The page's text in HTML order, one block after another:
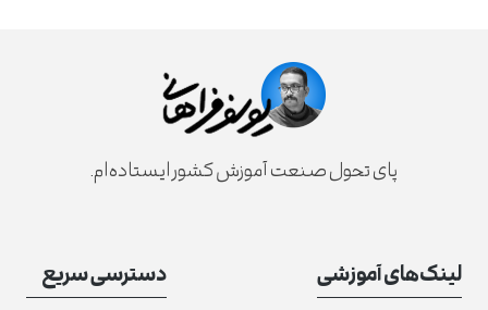
نام
پای تحول صنعت آموزش کشور ایستاده‌ام.
لینک‌های آموزشی دسترسی سریع